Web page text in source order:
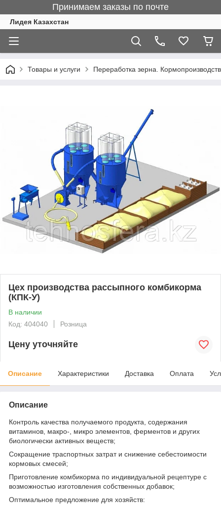
Принимаем заказы по почте
Лидея Казахстан
Товары и услуги Переработка зерна.
Цех производства рассыпного комбикорма
(КПК-У)
В наличии
Код: 404040
Розница
Цену уточняйте
Описание Характеристики Доставка Оплата
Описание
Контроль качества получаемого продукта, содержания
витаминов, макро-, микро элементов, ферментов и других
биологически активных веществ;
Сокращение траспортных затрат и снижение себестоимости
кормовых смесей;
Приготовление комбикорма по индивидуальной рецептуре с
возможностью изготовления собственных добавок;
Оптимальное предложение для хозяйств: